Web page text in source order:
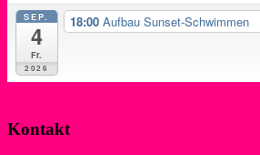
SEP.
4
Fr.
2026
18:00 Aufbau Sunset-Schwimmen
Kontakt